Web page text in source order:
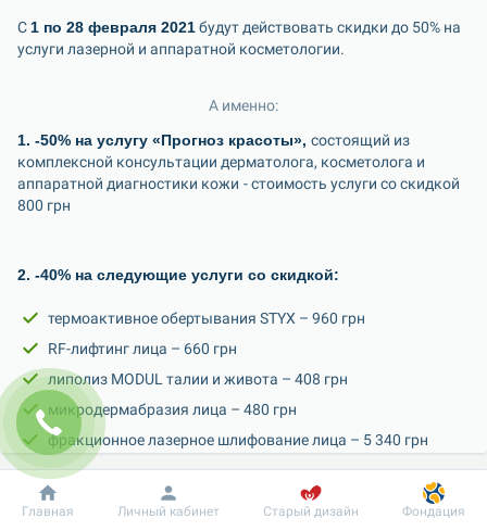
С 1 по 28 февраля 2021 будут действовать скидки до 50% на
услуги лазерной и аппаратной косметологии.
А именно:
1. -50% на услугу «Прогноз красоты», состоящий из
комплексной консультации дерматолога, косметолога и
аппаратной диагностики кожи - cтоимость услуги со скидкой
800 грн
2. -40% на следующие услуги со скидкой:
термоактивное обертывания STYX – 960 грн
RF-лифтинг лица – 660 грн
липолиз MODUL талии и живота – 408 грн
микродермабразия лица – 480 грн
фракционное лазерное шлифование лица – 5 340 грн
3. -30% на услуги со скидкой:
Добробут Информация Пациенту
Главная Личный кабинет Старый дизайн Фондация